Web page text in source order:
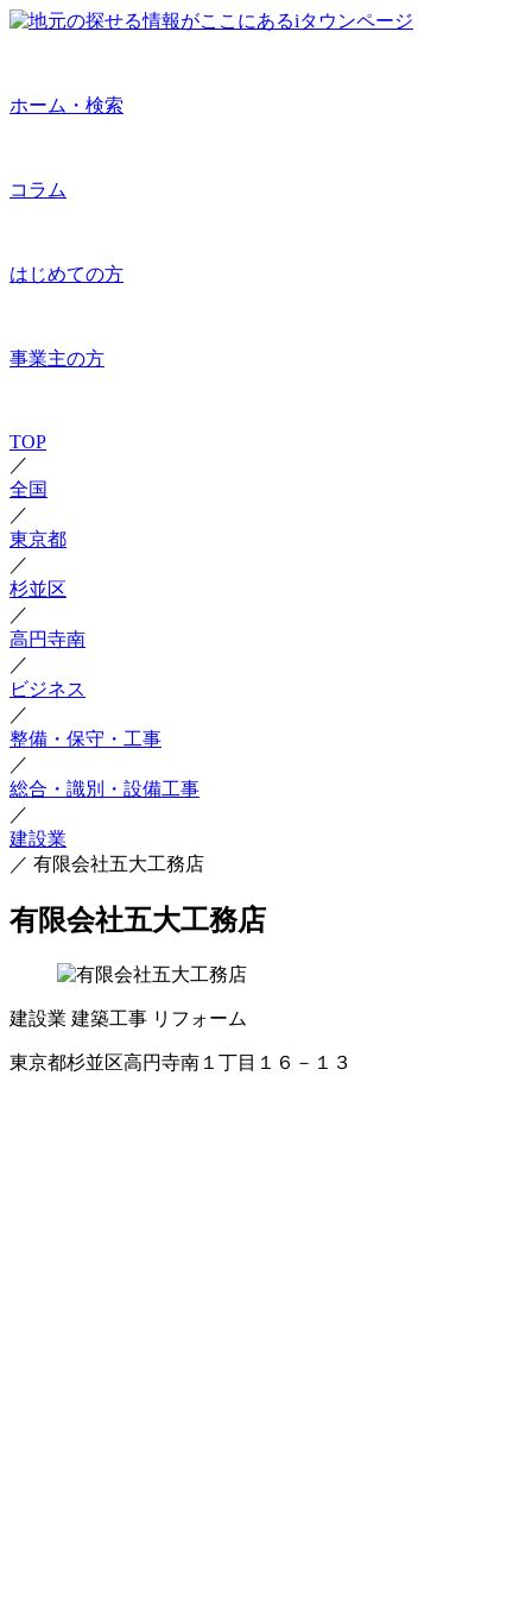
ホーム・検索
コラム
はじめての方
事業主の方
TOP
／
全国
／
東京都
／
杉並区
／
高円寺南
／
ビジネス
／
整備・保守・工事
／
総合・識別・設備工事
／
建設業
／ 有限会社五大工務店
有限会社五大工務店
建設業 建築工事 リフォーム
東京都杉並区高円寺南１丁目１６－１３